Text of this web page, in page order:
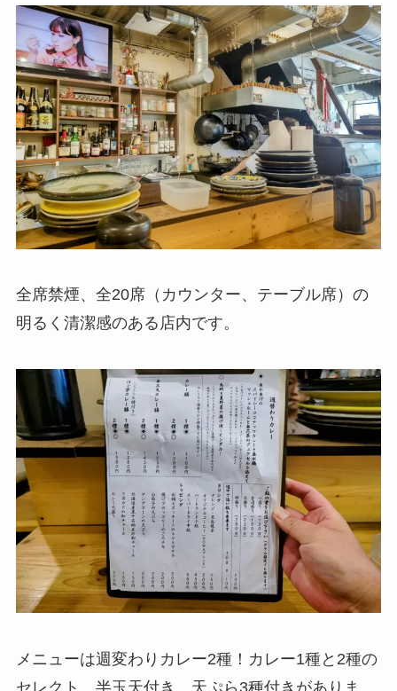
全席禁煙、全20席（カウンター、テーブル席）の
明るく清潔感のある店内です。
メニューは週変わりカレー2種！カレー1種と2種の
セレクト、半玉天付き、天ぷら3種付きがありま